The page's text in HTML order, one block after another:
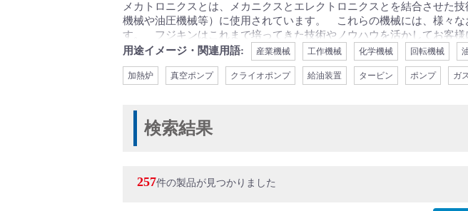
製品情報
メカトロニクスとは、メカニクスとエレクトロニクスとを結合させた
機械や油圧機械等）に使用されています。 これらの機械には、様々
す。 フジキンはこれまで培ってきた技術やノウハウを活かしてお客
制度をいち早く導入して保安・安全・安心・労働・衛生を合言葉とし
ガスの設備のみならず、真空ポンプ（クライオポンプ等）の真空装
ら高圧まで、低温から高温まで幅広い用途とご使用条件に対応致しま
用途イメージ・関連用語: 産業機械 工作機械 化学機械 回転機械
加熱炉 真空ポンプ クライオポンプ 給油装置 タービン ポンプ ガ
検索結果
257件の製品が見つかりました